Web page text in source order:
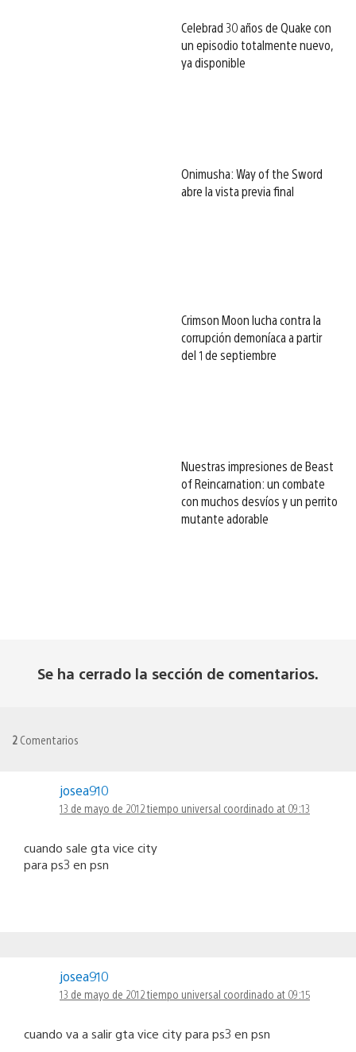
Celebrad 30 años de Quake con
un episodio totalmente nuevo,
ya disponible
Onimusha: Way of the Sword
abre la vista previa final
Crimson Moon lucha contra la
corrupción demoníaca a partir
del 1 de septiembre
Nuestras impresiones de Beast
of Reincarnation: un combate
con muchos desvíos y un perrito
mutante adorable
Se ha cerrado la sección de comentarios.
2 Comentarios
josea910
13 de mayo de 2012 tiempo universal coordinado at 09:13
cuando sale gta vice city
para ps3 en psn
josea910
13 de mayo de 2012 tiempo universal coordinado at 09:15
cuando va a salir gta vice city para ps3 en psn